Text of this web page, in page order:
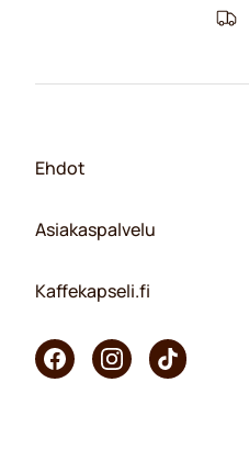
Ehdot
Asiakaspalvelu
Kaffekapseli.fi